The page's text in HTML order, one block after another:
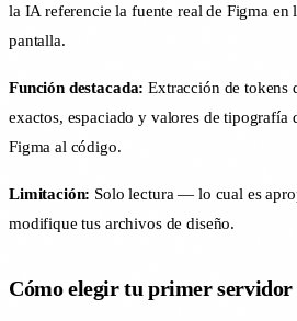
la IA referencie la fuente real de Figma en
pantalla.
Función destacada: Extracción de tokens
exactos, espaciado y valores de tipografía
Figma al código.
Limitación: Solo lectura — lo cual es
modifique tus archivos de diseño.
Cómo elegir tu primer